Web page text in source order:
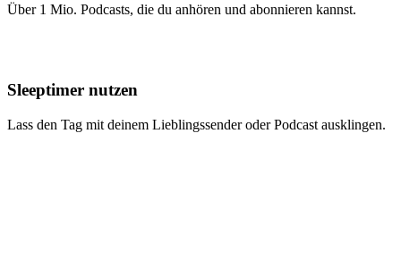
Über 1 Mio. Podcasts, die du anhören und abonnieren kannst.
Sleeptimer nutzen
Lass den Tag mit deinem Lieblingssender oder Podcast ausklingen.